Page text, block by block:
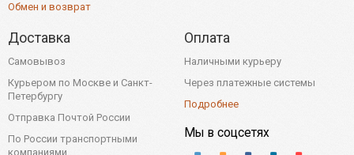
Обмен и возврат
Доставка
Самовывоз
Курьером по Москве и Санкт-
Петербургу
Отправка Почтой России
По России транспортными
компаниями
Оплата
Наличными курьеру
Через платежные системы
Подробнее
Мы в соцсетях